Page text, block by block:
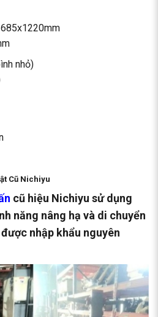
nhỏ)
Cũ Nichiyu
cũ hiệu Nichiyu sử dụng
năng nâng hạ và di chuyển
nhập khẩu nguyên